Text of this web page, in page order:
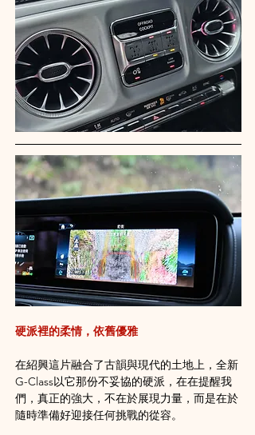
硬派裡的柔情，依舊優雅
在紹興這片融合了古韻與現代的土地上，全新
G-Class以它那份不妥協的硬派，在在提醒我
們，真正的強大，不在於展現力量，而是在於
隨時準備好迎接任何挑戰的從容。